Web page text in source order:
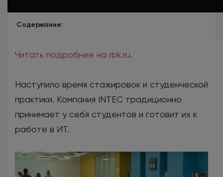
Содержание:
Читать подробнее на rbk.ru.
Наступило время стажировок и студенческой
практики. Компания INTEC традиционно
принимает у себя студентов и готовит их к
работе в ИТ.